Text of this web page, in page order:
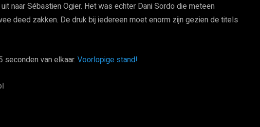
naar Sébastien Ogier. Het was echter Dani Sordo die meteen
deed zakken. De druk bij iedereen moet enorm zijn gezien de titels
van elkaar. Voorlopige stand!